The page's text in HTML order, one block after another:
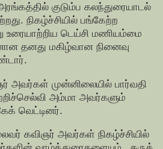
குடும்ப கலந்துரையாடல்
நிகழ்ச்சியில் பங்கேற்ற
உரையாற்றிய டெய்சி மணியம்மை
தனது மகிழ்வான நினைவு
அவர்கள் முன்னிலையில் பார்வதி
அம்மா அவர்களும்
வெட்டினர்.
கவிஞர் அவர்கள் நிகழ்ச்சியில்